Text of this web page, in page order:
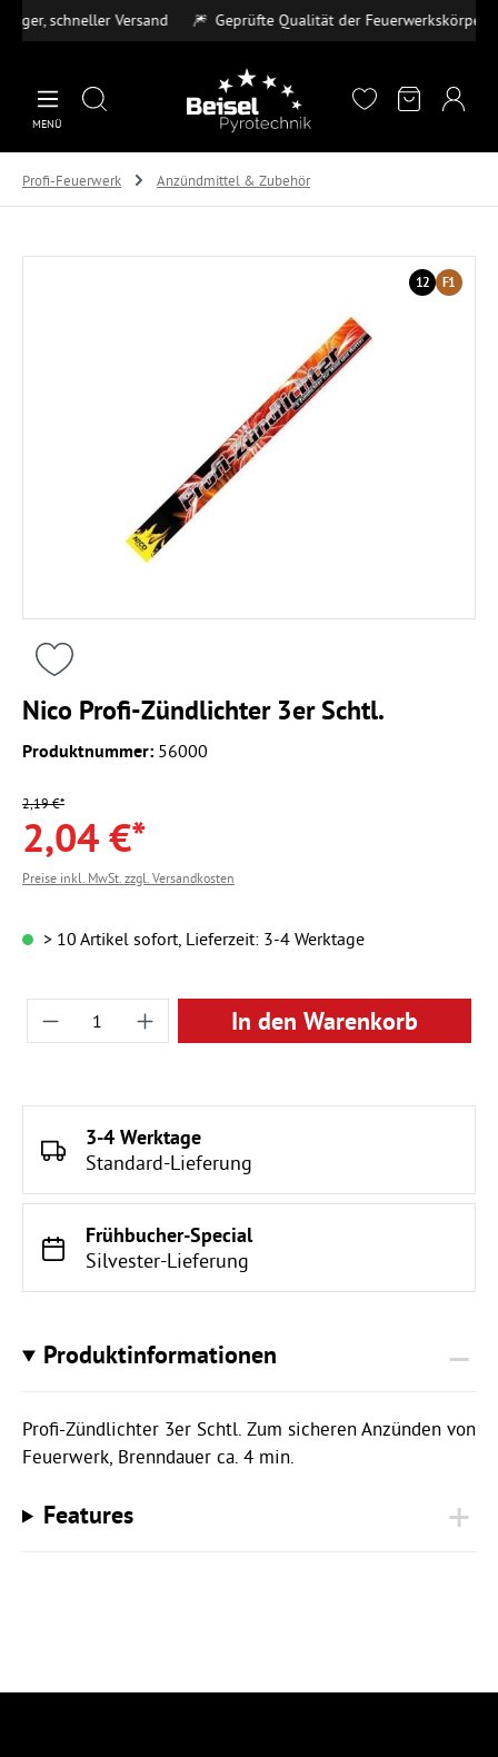
Zum Hauptinhalt springen
schneller Versand Geprüfte Qualität der Feuerwerkskörper
MENÜ
Profi-Feuerwerk Anzündmittel & Zubehör
12 F1
Nico Profi-Zündlichter 3er Schtl.
Produktnummer: 56000
2,19 €*
2,04 €*
Preise inkl. MwSt. zzgl. Versandkosten
> 10 Artikel sofort, Lieferzeit: 3-4 Werktage
Produkt Anzahl: Gib den gewünschten
In den Warenkorb
3-4 Werktage
Standard-Lieferung
Frühbucher-Special
Silvester-Lieferung
Produktinformationen
Profi-Zündlichter 3er Schtl. Zum sicheren Anzünden von
Feuerwerk, Brenndauer ca. 4 min.
Features